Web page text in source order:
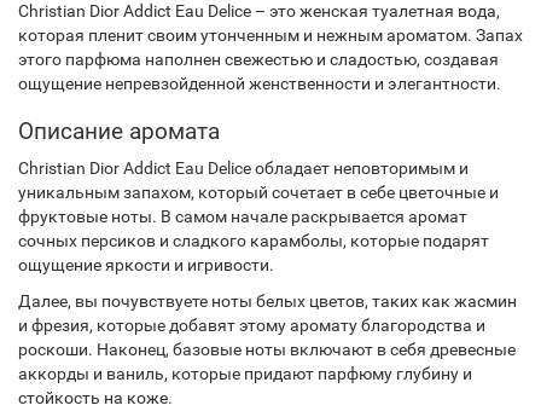
Christian Dior Addict Eau Delice – это женская туалетная вода,
которая пленит своим утонченным и нежным ароматом. Запах
этого парфюма наполнен свежестью и сладостью, создавая
ощущение непревзойденной женственности и элегантности.
Описание аромата
Christian Dior Addict Eau Delice обладает неповторимым и
уникальным запахом, который сочетает в себе цветочные и
фруктовые ноты. В самом начале раскрывается аромат
сочных персиков и сладкого карамболы, которые подарят
ощущение яркости и игривости.
Далее, вы почувствуете ноты белых цветов, таких как жасмин
и фрезия, которые добавят этому аромату благородства и
роскоши. Наконец, базовые ноты включают в себя древесные
аккорды и ваниль, которые придают парфюму глубину и
стойкость на коже.